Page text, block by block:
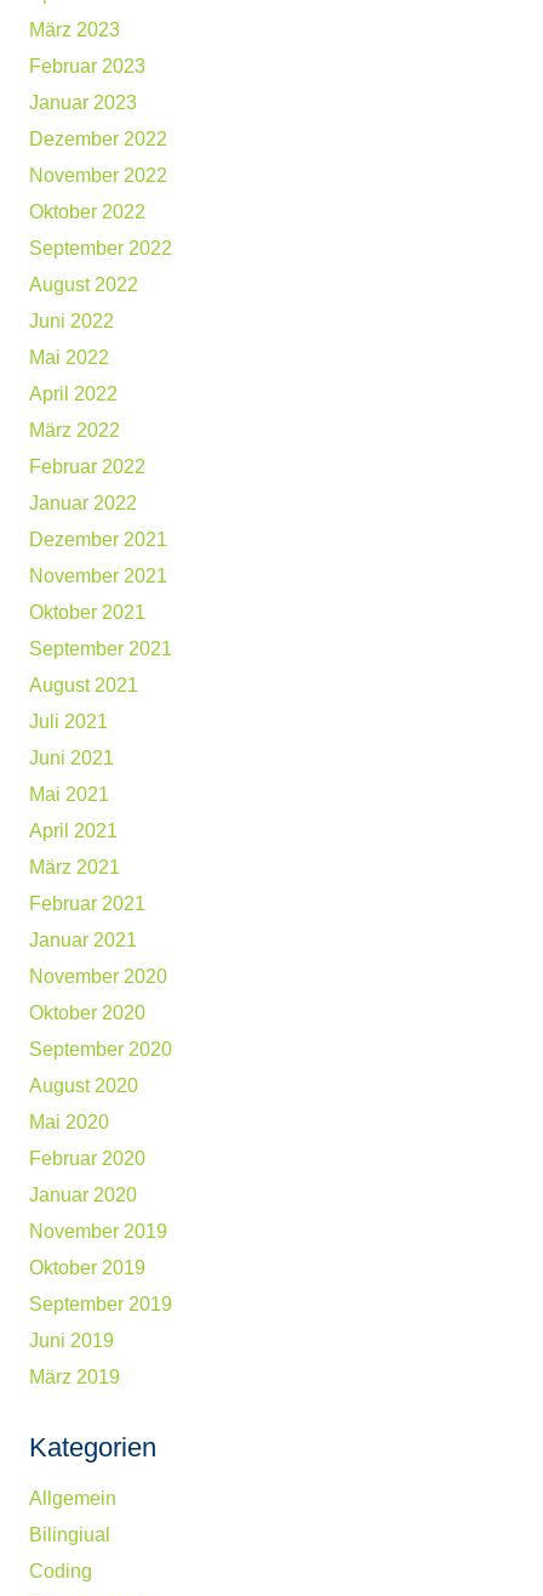
März 2023
Februar 2023
Januar 2023
Dezember 2022
November 2022
Oktober 2022
September 2022
August 2022
Juni 2022
Mai 2022
April 2022
März 2022
Februar 2022
Januar 2022
Dezember 2021
November 2021
Oktober 2021
September 2021
August 2021
Juli 2021
Juni 2021
Mai 2021
April 2021
März 2021
Februar 2021
Januar 2021
November 2020
Oktober 2020
September 2020
August 2020
Mai 2020
Februar 2020
Januar 2020
November 2019
Oktober 2019
September 2019
Juni 2019
März 2019
Kategorien
Allgemein
Bilingiual
Coding